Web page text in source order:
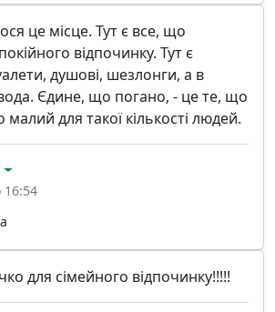
це місце. Тут є все, що
відпочинку. Тут є
душові, шезлонги, а в
Єдине, що погано, - це те, що
для такої кількості людей.
16:54
для сімейного відпочинку!!!!!